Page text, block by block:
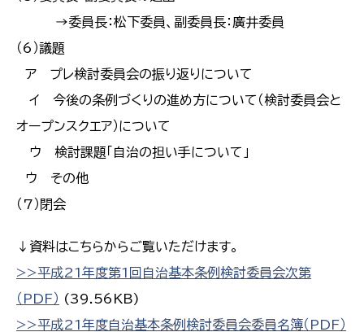
→委員長：松下委員、副委員長：廣井委員
（6）議題
ア プレ検討委員会の振り返りについて
イ 今後の条例づくりの進め方について（検討委員会と
オープンスクエア）について
ウ 検討課題「自治の担い手について」
ウ その他
（7）閉会
↓資料はこちらからご覧いただけます。
>>平成21年度第1回自治基本条例検討委員会次第
（PDF） (39.56KB)
>>平成21年度自治基本条例検討委員会委員名簿（PDF）